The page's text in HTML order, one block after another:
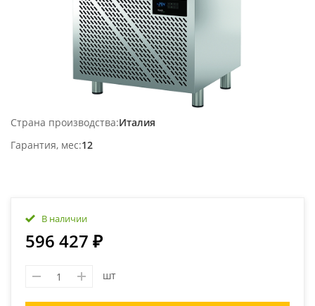
Страна производства Италия
Гарантия, мес 12
В наличии
596 427 ₽
шт